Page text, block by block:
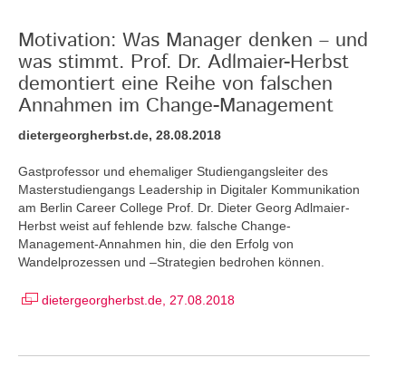
Motivation: Was Manager denken – und
was stimmt. Prof. Dr. Adlmaier-Herbst
demontiert eine Reihe von falschen
Annahmen im Change-Management
dietergeorgherbst.de, 28.08.2018
Gastprofessor und ehemaliger Studiengangsleiter des
Masterstudiengangs Leadership in Digitaler Kommunikation
am Berlin Career College Prof. Dr. Dieter Georg Adlmaier-
Herbst weist auf fehlende bzw. falsche Change-
Management-Annahmen hin, die den Erfolg von
Wandelprozessen und –Strategien bedrohen können.
dietergeorgherbst.de, 27.08.2018